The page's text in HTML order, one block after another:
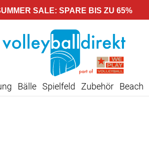
SALE: SPARE BIS ZU 65%
Bälle Spielfeld Zubehör Beach